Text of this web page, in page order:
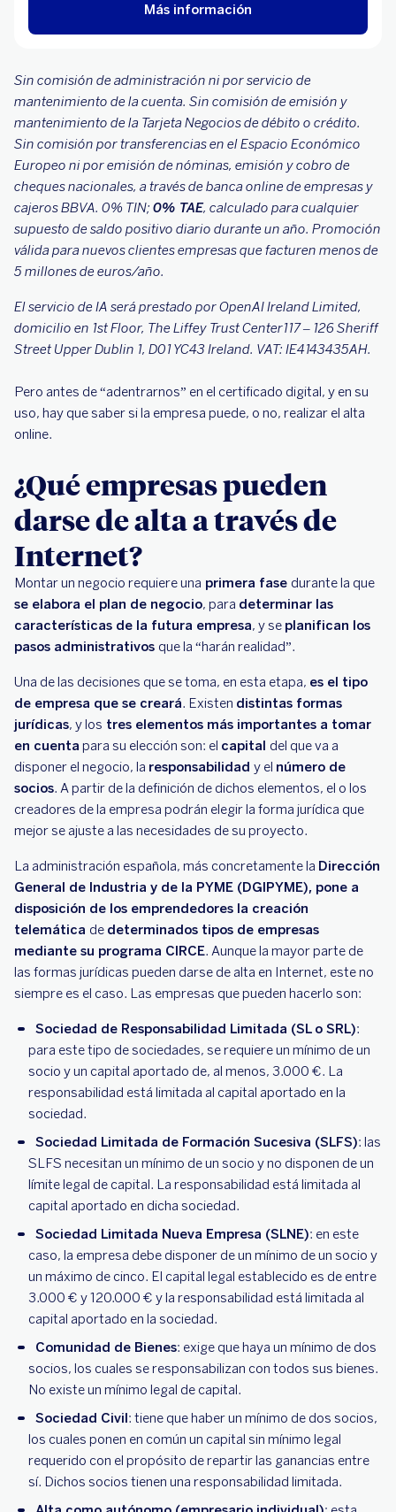
Más información
Sin comisión de administración ni por servicio de
mantenimiento de la cuenta. Sin comisión de emisión y
mantenimiento de la Tarjeta Negocios de débito o crédito.
Sin comisión por transferencias en el Espacio Económico
Europeo ni por emisión de nóminas, emisión y cobro de
cheques nacionales, a través de banca online de empresas y
cajeros BBVA. 0% TIN; 0% TAE, calculado para cualquier
supuesto de saldo positivo diario durante un año. Promoción
válida para nuevos clientes empresas que facturen menos de
5 millones de euros/año.
El servicio de IA será prestado por OpenAI Ireland Limited,
domicilio en 1st Floor, The Liffey Trust Center117 – 126 Sheriff
Street Upper Dublin 1, D01 YC43 Ireland. VAT: IE4143435AH.
Pero antes de “adentrarnos” en el certificado digital, y en su
uso, hay que saber si la empresa puede, o no, realizar el alta
online.
¿Qué empresas pueden
darse de alta a través de
Internet?
Montar un negocio requiere una primera fase durante la que
se elabora el plan de negocio, para determinar las
características de la futura empresa, y se planifican los
pasos administrativos que la “harán realidad”.
Una de las decisiones que se toma, en esta etapa, es el tipo
de empresa que se creará. Existen distintas formas
jurídicas, y los tres elementos más importantes a tomar
en cuenta para su elección son: el capital del que va a
disponer el negocio, la responsabilidad y el número de
socios. A partir de la definición de dichos elementos, el o los
creadores de la empresa podrán elegir la forma jurídica que
mejor se ajuste a las necesidades de su proyecto.
La administración española, más concretamente la Dirección
General de Industria y de la PYME (DGIPYME), pone a
disposición de los emprendedores la creación
telemática de determinados tipos de empresas
mediante su programa CIRCE. Aunque la mayor parte de
las formas jurídicas pueden darse de alta en Internet, este no
siempre es el caso. Las empresas que pueden hacerlo son:
Sociedad de Responsabilidad Limitada (SL o SRL):
para este tipo de sociedades, se requiere un mínimo de un
socio y un capital aportado de, al menos, 3.000 €. La
responsabilidad está limitada al capital aportado en la
sociedad.
Sociedad Limitada de Formación Sucesiva (SLFS): las
SLFS necesitan un mínimo de un socio y no disponen de un
límite legal de capital. La responsabilidad está limitada al
capital aportado en dicha sociedad.
Sociedad Limitada Nueva Empresa (SLNE): en este
caso, la empresa debe disponer de un mínimo de un socio y
un máximo de cinco. El capital legal establecido es de entre
3.000 € y 120.000 € y la responsabilidad está limitada al
capital aportado en la sociedad.
Comunidad de Bienes: exige que haya un mínimo de dos
socios, los cuales se responsabilizan con todos sus bienes.
No existe un mínimo legal de capital.
Sociedad Civil: tiene que haber un mínimo de dos socios,
los cuales ponen en común un capital sin mínimo legal
requerido con el propósito de repartir las ganancias entre
sí. Dichos socios tienen una responsabilidad limitada.